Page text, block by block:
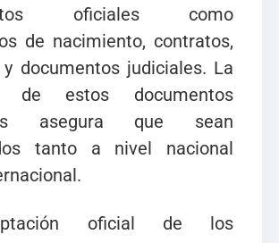
oficiales como
de nacimiento, contratos,
documentos judiciales. La
de estos documentos
asegura que sean
tanto a nivel nacional
oficial de los